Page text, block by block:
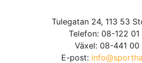
Tulegatan 24, 113 53
Telefon: 08-122 01
Växel: 08-441 00
E-post: